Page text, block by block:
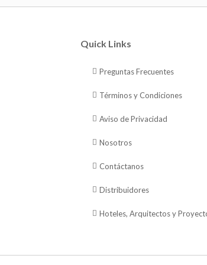
Quick Links
Preguntas Frecuentes
Términos y Condiciones
Aviso de Privacidad
Nosotros
Contáctanos
Distribuidores
Hoteles, Arquitectos y